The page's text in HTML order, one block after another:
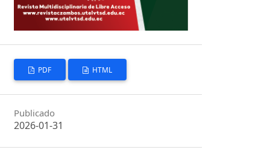
PDF HTML
Publicado
2026-01-31